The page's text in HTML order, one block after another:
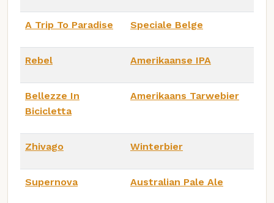
A Trip To Paradise Speciale Belge
Rebel Amerikaanse IPA
Bellezze In
Bicicletta
Amerikaans Tarwebier
Zhivago Winterbier
Supernova Australian Pale Ale